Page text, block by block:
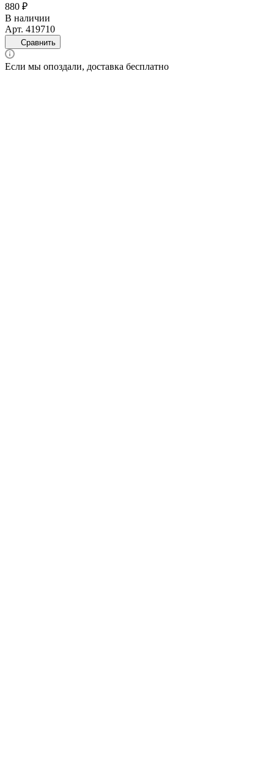
880 ₽
В наличии
Арт. 419710
Сравнить
Если мы опоздали, доставка бесплатно